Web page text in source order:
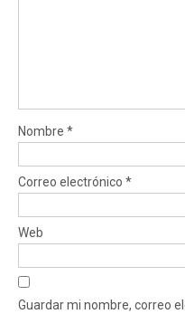
Nombre *
Correo electrónico *
Web
Guardar mi nombre, correo